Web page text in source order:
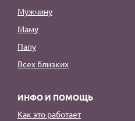
Мужчину
Маму
Папу
Всех близких
ИНФО И ПОМОЩЬ
Как это работает